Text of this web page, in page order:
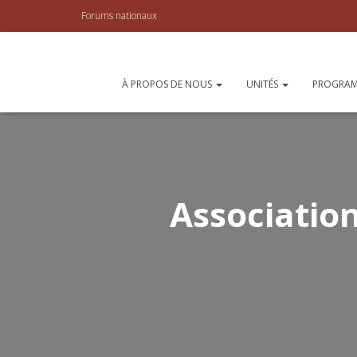
Forums nationaux
À PROPOS DE NOUS UNITÉS